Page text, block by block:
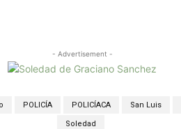
- Advertisement -
POLICÍA POLICÍACA San Luis
Soledad